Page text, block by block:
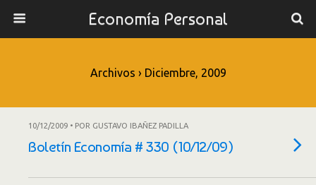
Economía Personal
Archivos › Diciembre, 2009
10/12/2009 • POR GUSTAVO IBAÑEZ PADILLA
Boletín Economía # 330 (10/12/09)